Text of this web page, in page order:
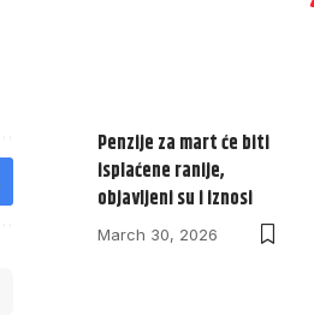
Penzije za mart će biti
isplaćene ranije,
objavljeni su i iznosi
March 30, 2026